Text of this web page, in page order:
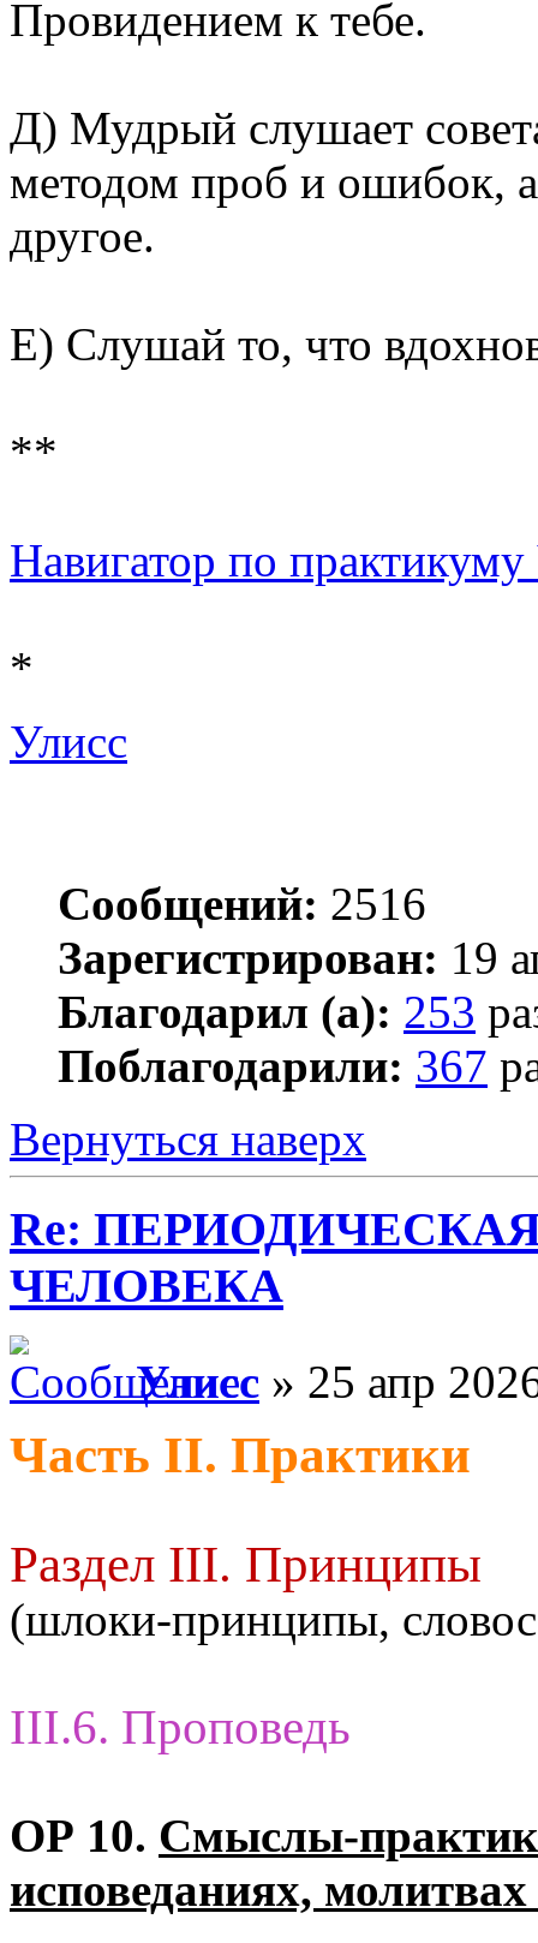
Провидением к тебе.
Д) Мудрый слушает
методом проб и ошибок,
другое.
Е) Слушай то, что
**
Навигатор по
*
Улисс
Сообщений: 2516
Зарегистрирован: 19
Благодарил (а): 253
Поблагодарили: 367
Вернуться наверх
Re:
ЧЕЛОВЕКА
Улисс » 25 апр
Часть II. Практики
Раздел III. Принципы
(шлоки-принципы,
III.6. Проповедь
ОР 10. Смыслы-практик
исповеданиях,